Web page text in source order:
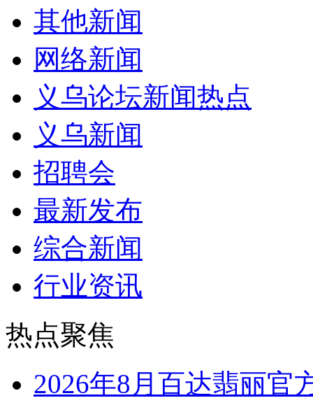
其他新闻
网络新闻
义乌论坛新闻热点
义乌新闻
招聘会
最新发布
综合新闻
行业资讯
热点聚焦
2026年8月百达翡丽官